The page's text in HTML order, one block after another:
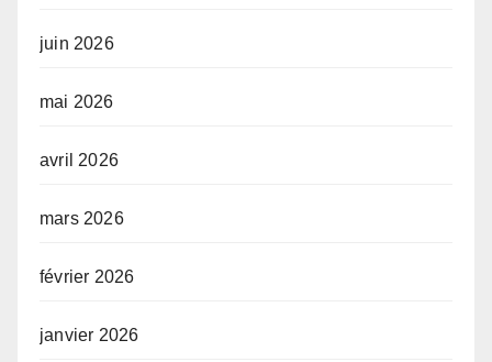
juin 2026
mai 2026
avril 2026
mars 2026
février 2026
janvier 2026